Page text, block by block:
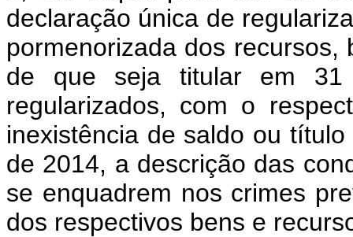
declaração única de
pormenorizada dos
de que seja titular em
regularizados, com o
inexistência de saldo ou
de 2014, a descrição das
se enquadrem nos crimes
dos respectivos bens e